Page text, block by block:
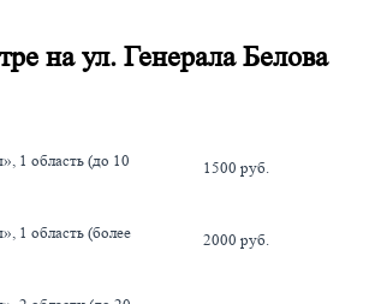
на ул. Генерала Белова
1 область (до 10
1500 руб.
1 область (более
2000 руб.